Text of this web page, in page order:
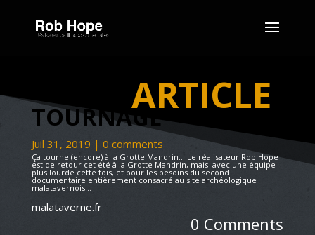
ARTICLE
TOURNAGE
Juil 31, 2019 | 0 comments
Ça tourne (encore) à la Grotte Mandrin… Le réalisateur Rob Hope
est de retour cet été à la Grotte Mandrin, mais avec une équipe
plus lourde cette fois, et pour les besoins du second
documentaire entièrement consacré au site archéologique
malatavernois…
malataverne.fr
0 Comments